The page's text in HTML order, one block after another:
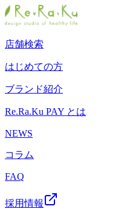
店舗検索
はじめての方
ブランド紹介
Re.Ra.Ku PAY とは
NEWS
コラム
FAQ
採用情報